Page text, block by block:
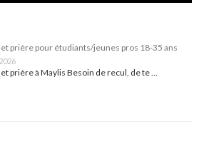
prière pour étudiants/jeunes pros 18-35 ans
prière à Maylis Besoin de recul, de te …